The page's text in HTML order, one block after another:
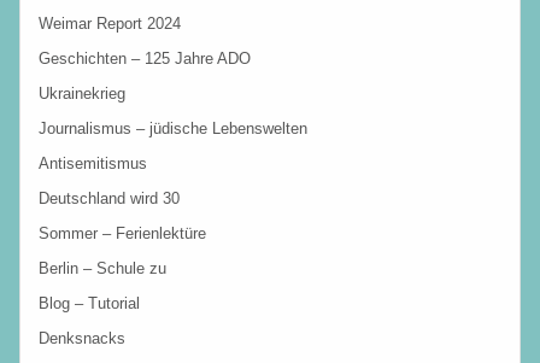
Weimar Report 2024
Geschichten – 125 Jahre ADO
Ukrainekrieg
Journalismus – jüdische Lebenswelten
Antisemitismus
Deutschland wird 30
Sommer – Ferienlektüre
Berlin – Schule zu
Blog – Tutorial
Denksnacks